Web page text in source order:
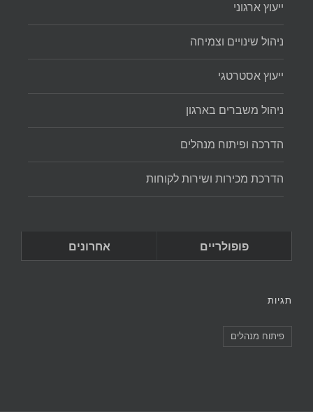
ייעוץ ארגוני
ניהול שינויים וצמיחה
ייעוץ אסטרטגי
ניהול משברים בארגון
הדרכה ופיתוח מנהלים
הדרכת מכירות ושירות לקוחות
פופולריים אחרונים
תגיות
פיתוח מנהלים